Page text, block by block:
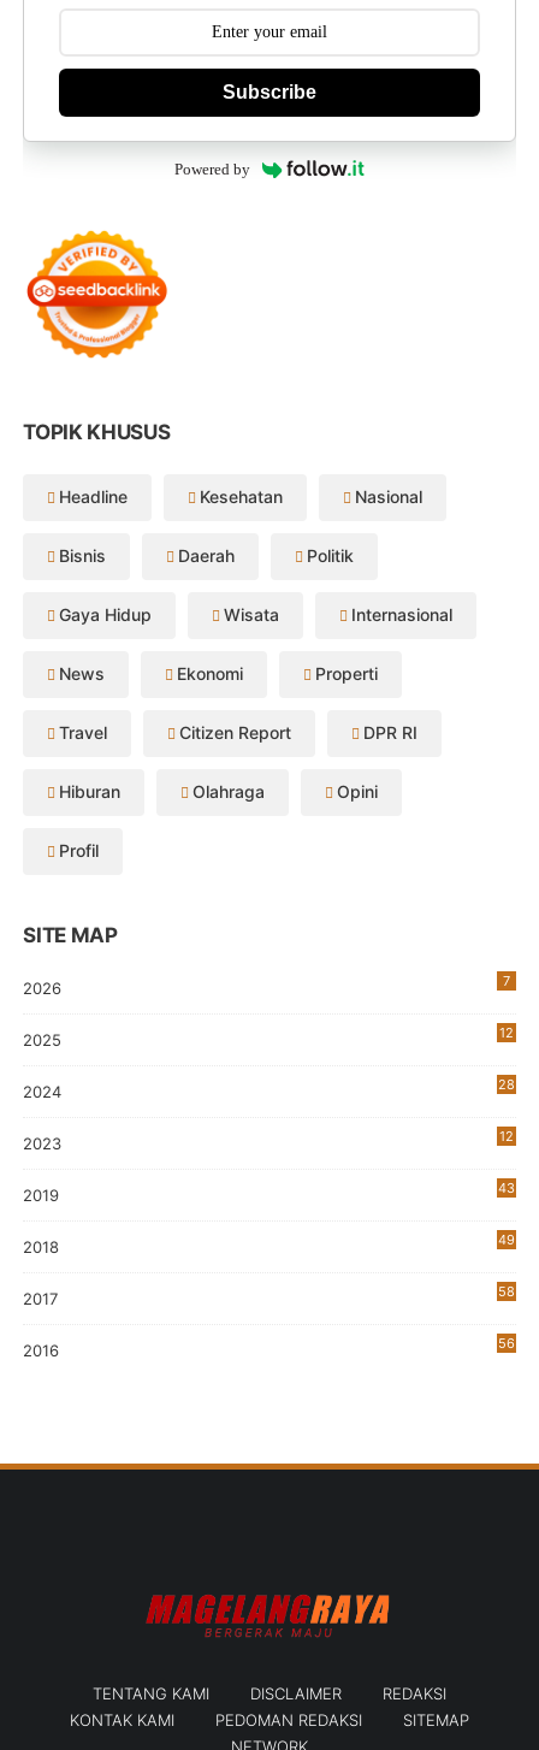
Subscribe
Powered by
TOPIK KHUSUS
Headline Kesehatan Nasional
Bisnis Daerah Politik
Gaya Hidup Wisata Internasional
News Ekonomi Properti
Travel Citizen Report DPR RI
Hiburan Olahraga Opini
Profil
SITE MAP
2026 7
2025 12
2024 28
2023
12
2019
43
2018 49
2017 58
2016 56
TENTANG KAMI DISCLAIMER
REDAKSI
KONTAK KAMI
PEDOMAN REDAKSI
SITEMAP